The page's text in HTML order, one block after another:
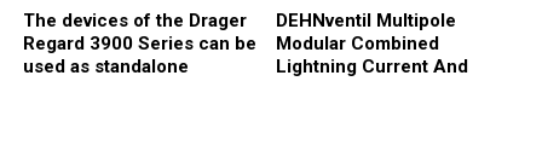
The devices of the Drager
Regard 3900 Series can be
used as standalone
DEHNventil Multipole
Modular Combined
Lightning Current And